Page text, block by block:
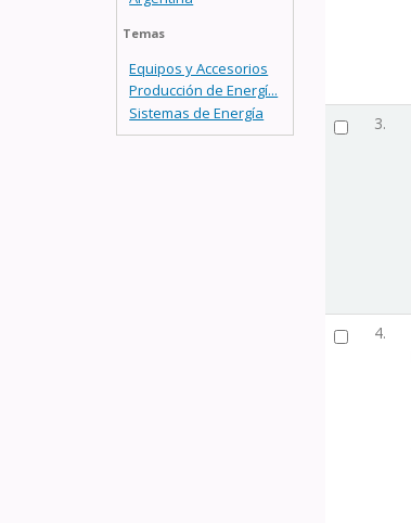
Temas
Equipos y Accesorios
Producción de Energí...
Sistemas de Energía
3.
4.